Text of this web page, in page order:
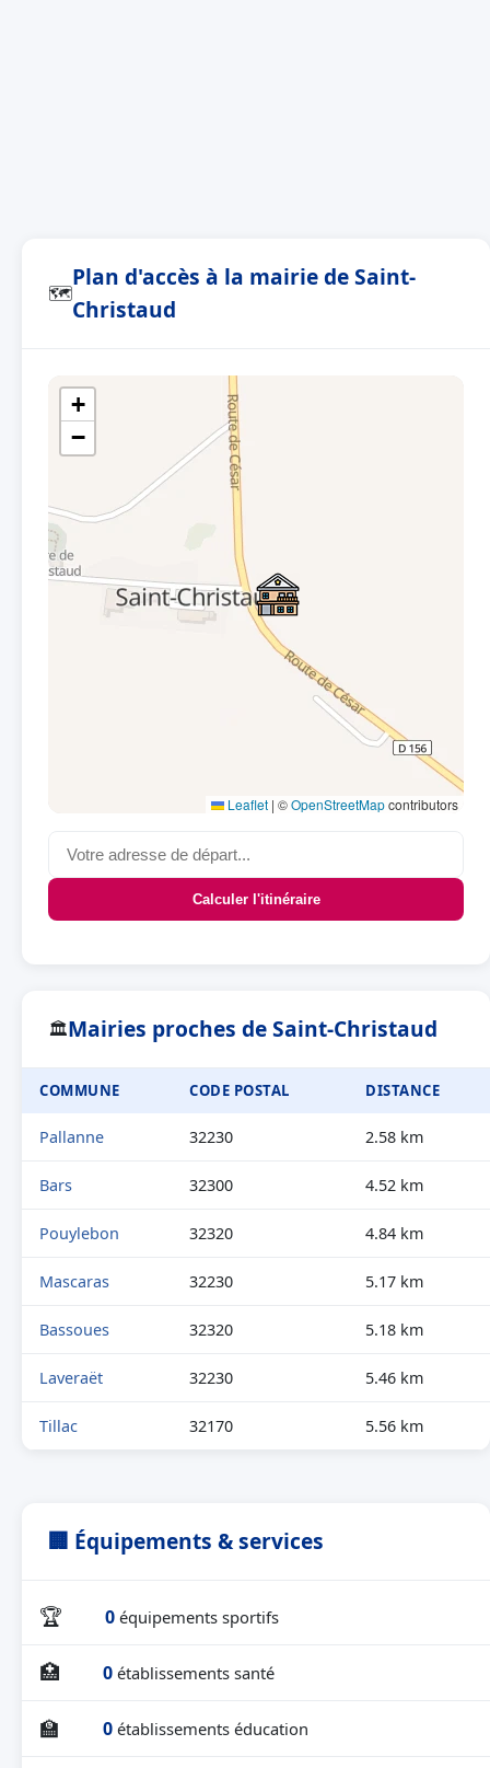
🗺
Plan d'accès à la mairie de Saint-
Christaud
+
−
Leaflet | ©OpenStreetMapcontributors
Calculer l'itinéraire
🏛Mairies proches de Saint-Christaud
COMMUNE CODE POSTAL DISTANCE
Pallanne 32230 2.58 km
Bars 32300 4.52 km
Pouylebon 32320 4.84 km
Mascaras 32230 5.17 km
Bassoues 32320 5.18 km
Laveraët 32230 5.46 km
Tillac 32170 5.56 km
🏢 Équipements & services
🏆 0 équipements sportifs
🏥 0 établissements santé
🏫 0 établissements éducation